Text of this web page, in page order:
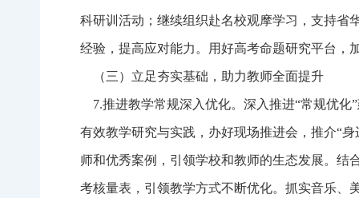
科研训活动；继续组织赴名校观摩学习，支持省
经验，提高应对能力。用好高考命题研究平台，
（三）立足夯实基础，助力教师全面提升
7.推进教学常规深入优化。深入推进“常规优化
有效教学研究与实践，办好现场推进会，推介“
师和优秀案例，引领学校和教师的生态发展。结
考核量表，引领教学方式不断优化。抓实音乐、